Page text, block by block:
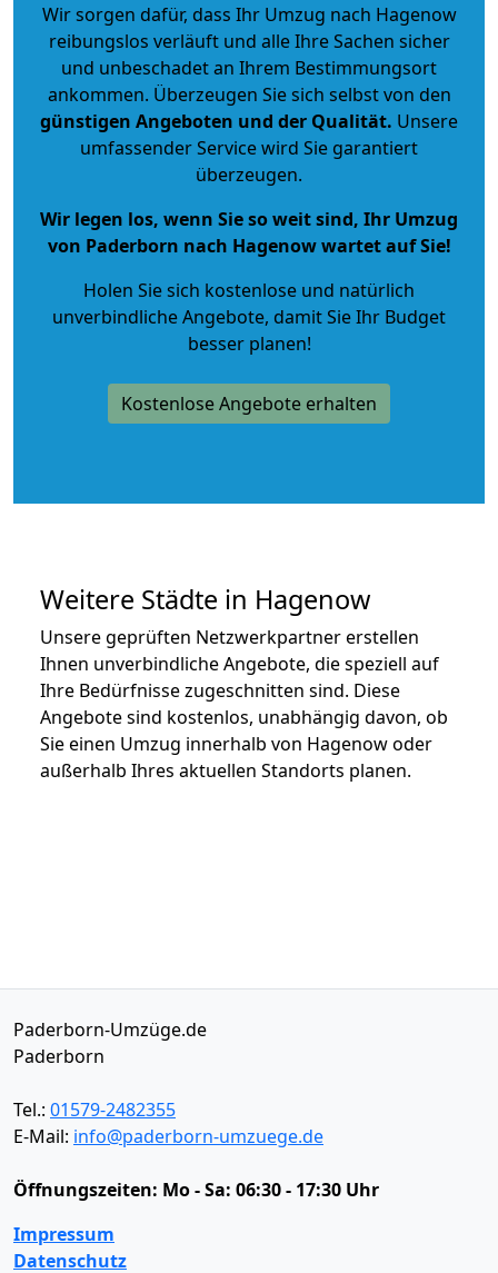
Wir sorgen dafür, dass Ihr Umzug nach Hagenow
reibungslos verläuft und alle Ihre Sachen sicher
und unbeschadet an Ihrem Bestimmungsort
ankommen. Überzeugen Sie sich selbst von den
günstigen Angeboten und der Qualität. Unsere
umfassender Service wird Sie garantiert
überzeugen.
Wir legen los, wenn Sie so weit sind, Ihr Umzug
von Paderborn nach Hagenow wartet auf Sie!
Holen Sie sich kostenlose und natürlich
unverbindliche Angebote, damit Sie Ihr Budget
besser planen!
Kostenlose Angebote erhalten
Weitere Städte in Hagenow
Unsere geprüften Netzwerkpartner erstellen
Ihnen unverbindliche Angebote, die speziell auf
Ihre Bedürfnisse zugeschnitten sind. Diese
Angebote sind kostenlos, unabhängig davon, ob
Sie einen Umzug innerhalb von Hagenow oder
außerhalb Ihres aktuellen Standorts planen.
Paderborn-Umzüge.de
Paderborn
Tel.: 01579-2482355
E-Mail: info@paderborn-umzuege.de
Öffnungszeiten: Mo - Sa: 06:30 - 17:30 Uhr
Impressum
Datenschutz